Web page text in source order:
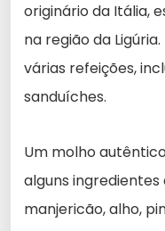
originário da Itália,
na região da
várias refeições,
sanduíches.
Um molho autêntico
alguns
manjericão, alho,